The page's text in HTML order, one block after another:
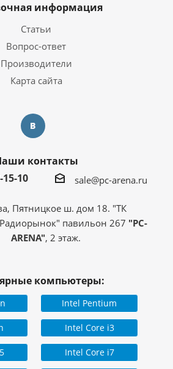
информация
Статьи
Вопрос-ответ
Производители
Карта сайта
контакты
15-10
sale@pc-arena.ru
Пятницкое ш. дом 18. "ТК
павильон 267 "PC-
ARENA", 2 этаж.
компьютеры:
Intel Pentium
Intel Core i3
Intel Core i7